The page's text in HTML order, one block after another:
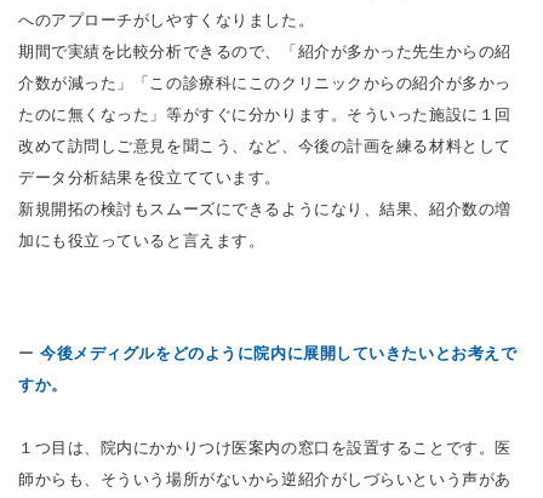
へのアプローチがしやすくなりました。
期間で実績を比較分析できるので、「紹介が多かった先生からの紹
介数が減った」「この診療科にこのクリニックからの紹介が多かっ
たのに無くなった」等がすぐに分かります。そういった施設に１回
改めて訪問しご意見を聞こう、など、今後の計画を練る材料として
データ分析結果を役立てています。
新規開拓の検討もスムーズにできるようになり、結果、紹介数の増
加にも役立っていると言えます。
ー今後メディグルをどのように院内に展開していきたいとお考えで
すか。
１つ目は、院内にかかりつけ医案内の窓口を設置することです。医
師からも、そういう場所がないから逆紹介がしづらいという声があ